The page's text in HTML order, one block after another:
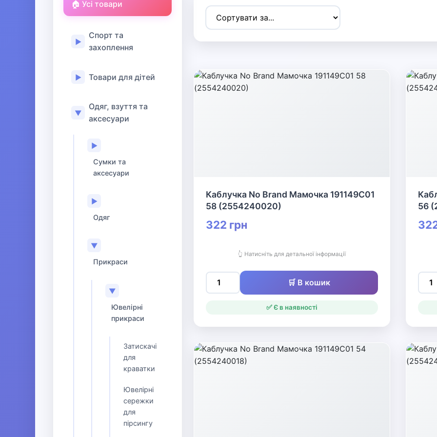
🏠 Усі товари
▶
Спорт та
захоплення
▶ Товари для дітей
▼
Одяг, взуття та
аксесуари
▶
Сумки та
аксесуари
▶
Одяг
▼
Прикраси
▼
Ювелірні
прикраси
Затискачі
для
краватки
Ювелірні
сережки
для
пірсингу
Каблучка No Brand Мамочка 191149C01
58 (2554240020)
322 грн
👆 Натисніть для детальної інформації
🛒 В кошик
✅ Є в наявності
56